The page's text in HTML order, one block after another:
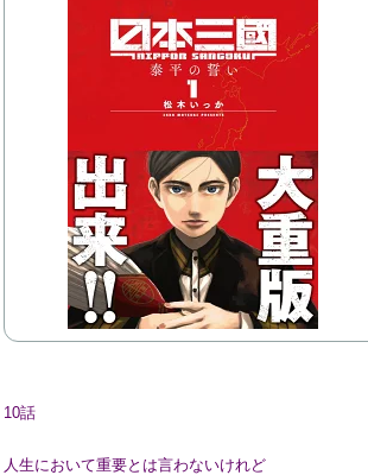
10話
人生において重要とは言わないけれど